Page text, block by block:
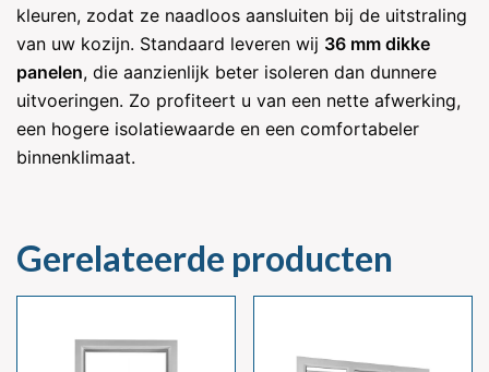
kleuren, zodat ze naadloos aansluiten bij de uitstraling
van uw kozijn. Standaard leveren wij 36 mm dikke
panelen, die aanzienlijk beter isoleren dan dunnere
uitvoeringen. Zo profiteert u van een nette afwerking,
een hogere isolatiewaarde en een comfortabeler
binnenklimaat.
Gerelateerde producten